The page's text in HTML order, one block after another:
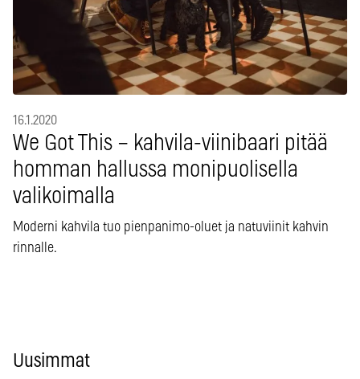
16.1.2020
We Got This – kahvila-viinibaari pitää
homman hallussa monipuolisella
valikoimalla
Moderni kahvila tuo pienpanimo-oluet ja natuviinit kahvin
rinnalle.
Uusimmat